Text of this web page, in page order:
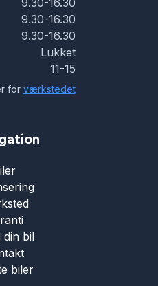
9.30-16.30
9.30-16.30
Lukket
11-15
for værkstedet
bil
biler